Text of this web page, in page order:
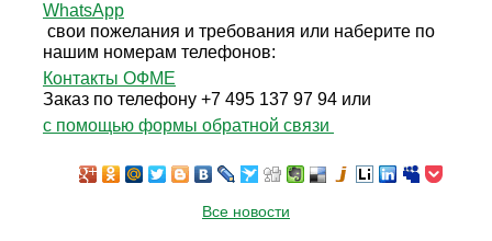
WhatsApp
свои пожелания и требования или наберите по
нашим номерам телефонов:
Контакты ОФМЕ
Заказ по телефону +7 495 137 97 94 или
с помощью формы обратной связи
Все новости